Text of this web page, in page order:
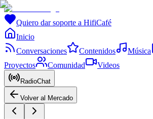
Quiero dar soporte a HifiCafé
Inicio
Conversaciones
Contenidos Música
Proyectos
Comunidad Videos
RadioChat
Volver al Mercado